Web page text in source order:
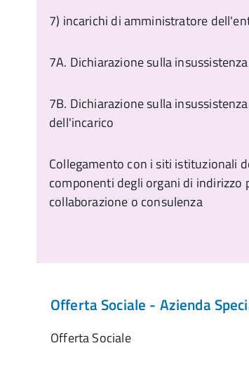
7) incarichi di amministratore
7A. Dichiarazione sulla
7B. Dichiarazione sulla
dell'incarico
Collegamento con i siti istituzionali
componenti degli organi di
collaborazione o consulenza
Offerta Sociale - Azienda
Offerta Sociale